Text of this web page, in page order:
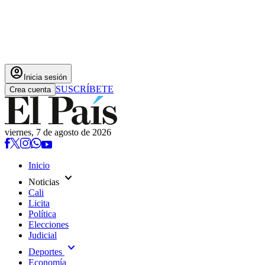
account_circle Inicia sesión
Crea cuenta SUSCRÍBETE
viernes, 7 de agosto de 2026
Inicio
Noticias expand_more
Cali
Licita
Política
Elecciones
Judicial
Deportes expand_more
Economía